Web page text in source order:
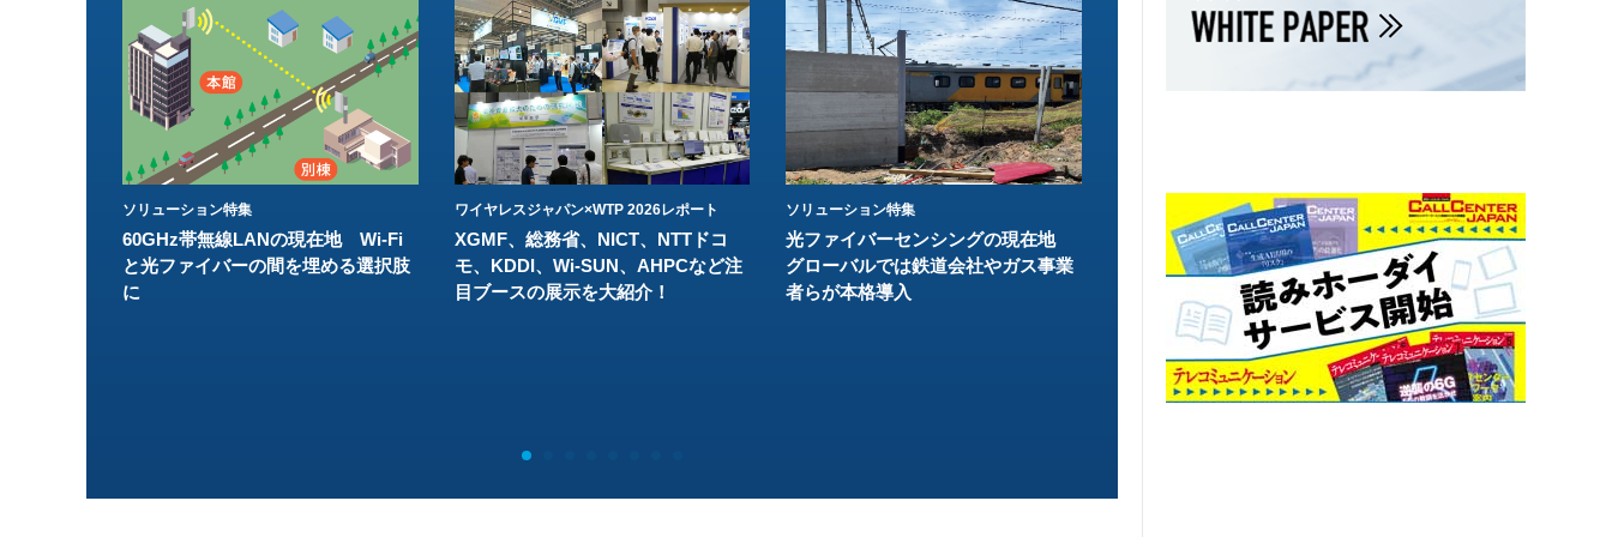
ソリューション特集
60GHz帯無線LANの現在地 Wi-Fi
と光ファイバーの間を埋める選択肢
に
ワイヤレスジャパン×WTP 2026レポート
XGMF、総務省、NICT、NTTドコ
モ、KDDI、Wi-SUN、AHPCなど注
目ブースの展示を大紹介！
ソリューション特集
光ファイバーセンシングの現在地
グローバルでは鉄道会社やガス事業
者らが本格導入
ソリューション特集
イーサネットで作るGPUネットワー
ク 間近に迫る1.6TbE時代とローカ
ルLLMに備えを
ソリューション特集
6GHz帯Wi-Fiは「
末」で Wi-Fi 7へ
こう